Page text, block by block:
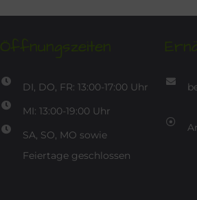
Öffnungszeiten
DI, DO, FR: 13:00-17:00 Uhr
MI: 13:00-19:00 Uhr
SA, SO, MO sowie
Feiertage geschlossen